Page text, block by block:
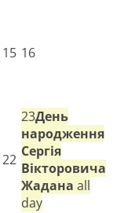
15 16
22
23День
народження
Сергія
Вікторовича
Жадана all
day